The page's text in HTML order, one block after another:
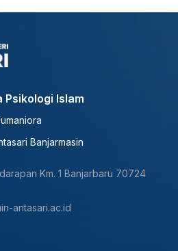
Psikologi Islam
Banjarmasin
Km. 1 Banjarbaru 70724
antasari.ac.id